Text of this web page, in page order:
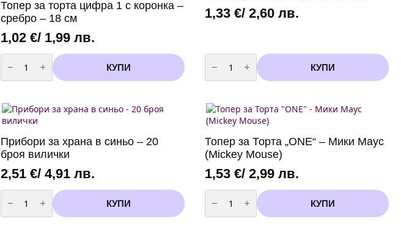
броя
may
be
the
product
page
Топер за торта цифра 1 с коронка –
сребро – 18 см
1,02 €/ 1,99 лв.
количество
за
за
1
с
коронка
сребро
-
18
см
КУПИ
1,33€/ 2,60 лв.
количество
за
цифра
злато
металик
КУПИ
Прибори за храна в синьо – 20
броя вилички
2,51 €/ 4,91 лв.
количество
за
Прибори
за
КУПИ
Топер за Торта „ONE“ – Мики Маус
(Mickey Mouse)
1,53€/ 2,99 лв.
количество
за
за
КУПИ